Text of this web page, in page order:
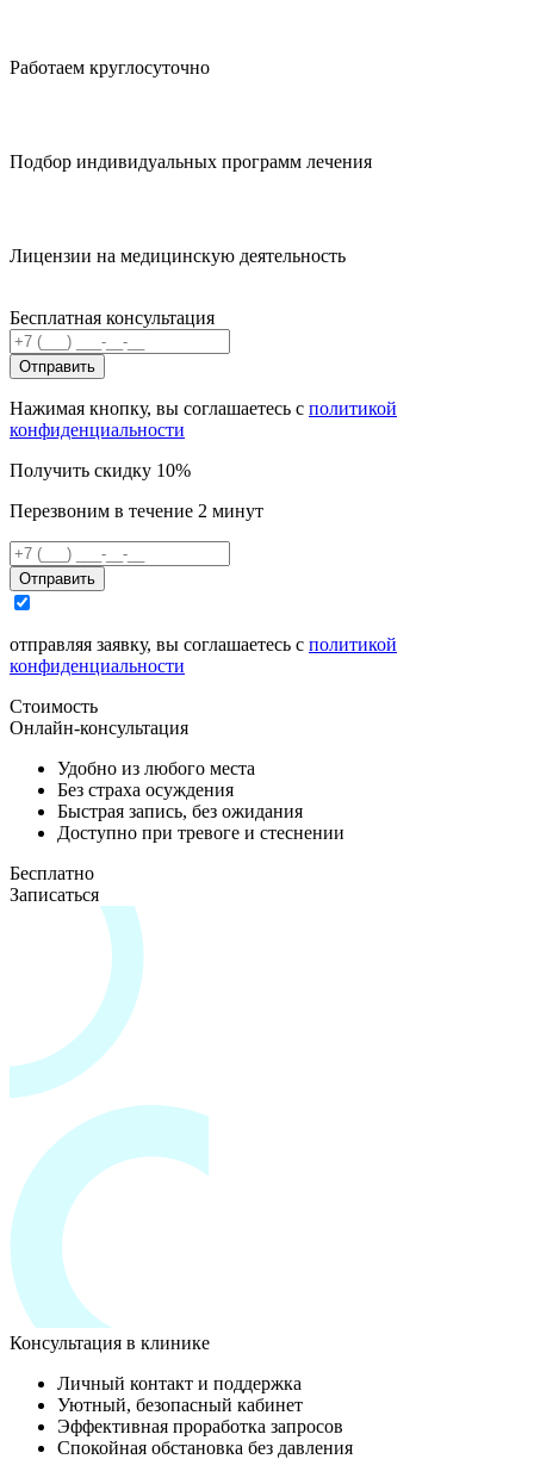
Работаем круглосуточно
Подбор индивидуальных программ лечения
Лицензии на медицинскую деятельность
Бесплатная консультация
Отправить
Нажимая кнопку, вы соглашаетесь с политикой
конфиденциальности
Получить скидку 10%
Перезвоним в течение 2 минут
Отправить
отправляя заявку, вы соглашаетесь с политикой
конфиденциальности
Стоимость
Онлайн-консультация
Удобно из любого места
Без страха осуждения
Быстрая запись, без ожидания
Доступно при тревоге и стеснении
Бесплатно
Записаться
Консультация в клинике
Личный контакт и поддержка
Уютный, безопасный кабинет
Эффективная проработка запросов
Спокойная обстановка без давления